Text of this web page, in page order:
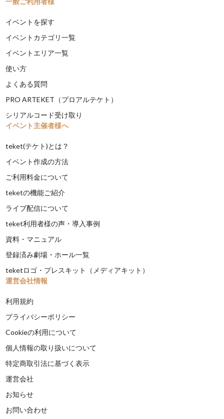
イベントを探す
イベントカテゴリ一覧
イベントエリア一覧
使い方
よくある質問
PRO ARTEKET（プロアルテケト）
シリアルコード受け取り
イベント主催者様へ
teket(テケト)とは？
イベント作成の方法
ご利用料金について
teketの機能ご紹介
ライブ配信について
teket利用者様の声・導入事例
資料・マニュアル
登録済み劇場・ホール一覧
teketロゴ・プレスキット（メディアキット）
運営会社情報
利用規約
プライバシーポリシー
Cookieの利用について
個人情報の取り扱いについて
特定商取引法に基づく表示
運営会社
お知らせ
お問い合わせ